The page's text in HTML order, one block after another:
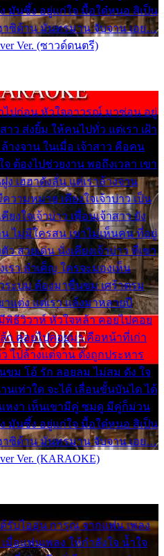
มันซึ้ง อยู่แก่ใจ มื้อใด๋หนอ สิเป็น
าซิด้าน มันทรมาน จับจาน เอย…
Ver. (ซาวด์ดนตรี)
ไปก่อน หัวใจอาวรณ์ มาซ่อน อยู่
ว ส่งยิ้ม ให้คนไปทั่ว แต่เรา เฝ้า
างจาน ในเมื่อ เจ้าสาว คือคน
ต้องไปช่วยงาน พอถึงเวลา เขา
เฮฮาดังลั่น แต่เราล้างจาน
วามหมาย เคียงใจเจ้าบ่าว เป็น
งใจเจ้าบ่าว เพื่อนเจ้าสาว ยัง
ไม่มีใครสน เขาไม่เห็นคน ที่อยู่
ว สวยเด่น นั่งเคียงเจ้าบ่าว ที่เขา
เรา ลำเค็ญ ใครจะมองเห็น
ระบม ต้องมาขื่นขม เศร้าตรม
แต่ง แต่เรา แล้งมาหลายปี
พิธีวิวาห์ หัวใจหล้า คอยไปคอย
า คอยไปคอยมา คือหน้าที่เก่า
ไปล้างแต่จาน ดั่งถูกประหาร
ขม โอ้ รัก ลอยลม ไม่สม ดัง ใจ
นเท่าใด จะได้ เลื่อนขั้นบันได ได้
หงา เห็นเขามีคู่ ซมดู มีคู่ก็ม่วน
มันซึ้ง อยู่แก่ใจ มื้อใด๋หนอ สิเป็น
าซิด้าน มันทรมาน จับจาน เอย…
Ver. (KARAOKE)
รับไออุ่น การุณ จากแฟน เพลง
มื่อแฟนเพลง ให้กำลังใจ น้ำใจ